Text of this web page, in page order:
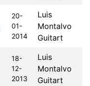
20-
01-
2014
Luis
Montalvo
Guitart
18-
12-
2013
Luis
Montalvo
Guitart